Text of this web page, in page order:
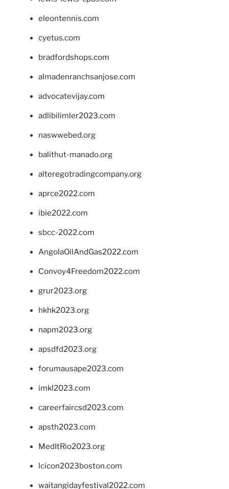
eleontennis.com
cyetus.com
bradfordshops.com
almadenranchsanjose.com
advocatevijay.com
adlibilimler2023.com
naswwebed.org
balithut-manado.org
alteregotradingcompany.org
aprce2022.com
ibie2022.com
sbcc-2022.com
AngolaOilAndGas2022.com
Convoy4Freedom2022.com
grur2023.org
hkhk2023.org
napm2023.org
apsdfd2023.org
forumausape2023.com
imkl2023.com
careerfaircsd2023.com
apsth2023.com
MedItRio2023.org
lcicon2023boston.com
waitangidayfestival2022.com